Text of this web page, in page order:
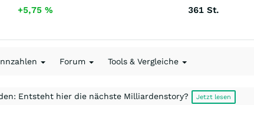
+5,75 % 361 St.
Forum Tools & Vergleiche
Entsteht hier die nächste Milliardenstory? Jetzt lesen